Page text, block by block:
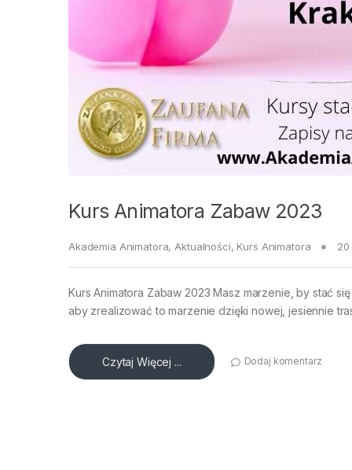
Kurs Animatora Zabaw 2023
Akademia Animatora, Aktualności, Kurs Animatora
Kurs Animatora Zabaw 2023 Masz marzenie, by stać
aby zrealizować to marzenie dzięki nowej, jesiennie
Czytaj Więcej ... Dodaj komentarz